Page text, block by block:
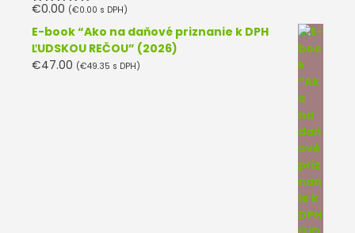
Hodnotenie
€0.00 (€0.00 s DPH)
E-book “Ako na daňové priznanie k DPH
ĽUDSKOU REČOU” (2026)
€47.00 (€49.35 s DPH)